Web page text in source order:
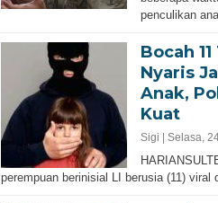
penculikan
Bocah
Nyaris
Anak,
Kuat
Sigi | Selasa,
perempuan berinisial LI berusia (11)